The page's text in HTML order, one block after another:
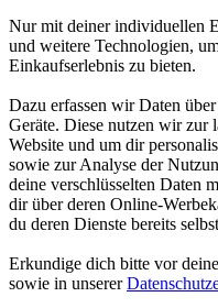
Nur mit deiner individuellen
und weitere Technologien,
Einkaufserlebnis zu bieten.
Dazu erfassen wir Daten
Geräte. Diese nutzen wir zur
Website und um dir
sowie zur Analyse der
deine verschlüsselten Daten
dir über deren Online-
du deren Dienste bereits
Erkundige dich bitte vor
sowie in unserer